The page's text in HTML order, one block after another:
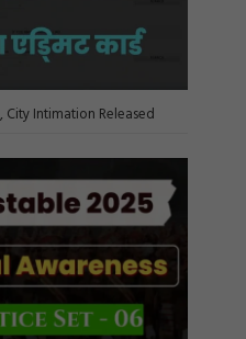
City Intimation Released